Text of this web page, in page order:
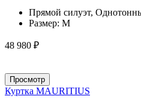
Прямой силуэт,
Размер: M
48 980 ₽
Просмотр
Куртка MAURITIUS